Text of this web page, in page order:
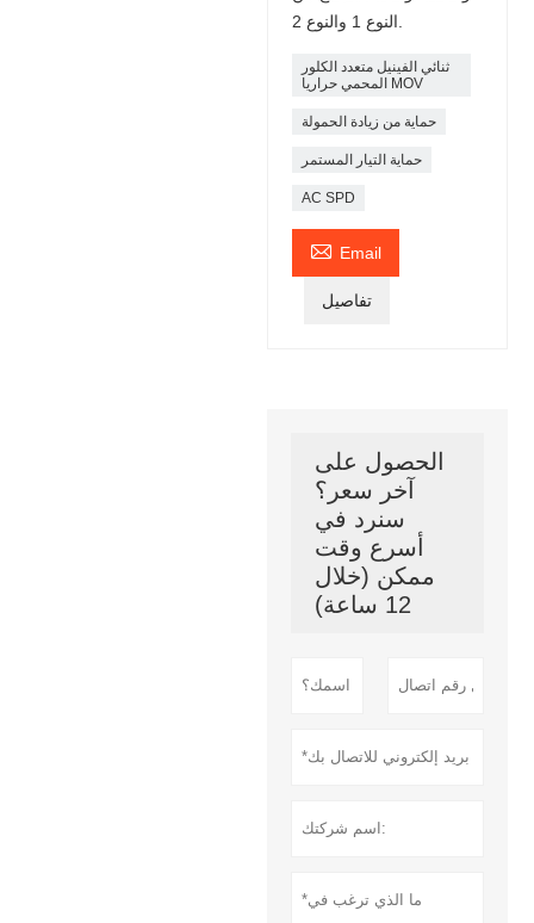
ثنائي الفينيل متعدد الكلور
المحمي حراريا MOV
حماية من زيادة الحمولة
حماية التيار المستمر
AC SPD
 Email
تفاصيل
الحصول على
آخر سعر؟
سنرد في
أسرع وقت
ممكن (خلال
12 ساعة)